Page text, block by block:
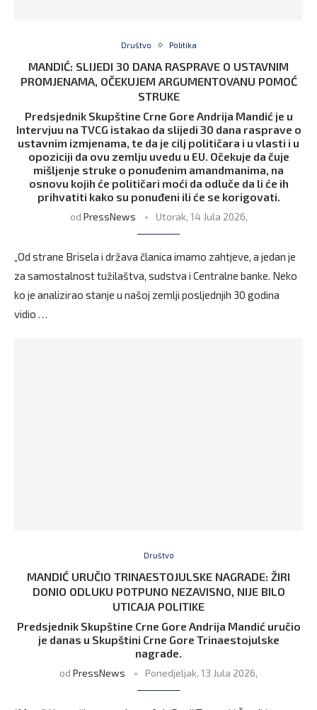
Društvo Politika
MANDIĆ: SLIJEDI 30 DANA RASPRAVE O USTAVNIM
PROMJENAMA, OČEKUJEM ARGUMENTOVANU POMOĆ
STRUKE
Predsjednik Skupštine Crne Gore Andrija Mandić je u
Intervjuu na TVCG istakao da slijedi 30 dana rasprave o
ustavnim izmjenama, te da je cilj političara i u vlasti i u
opoziciji da ovu zemlju uvedu u EU. Očekuje da čuje
mišljenje struke o ponuđenim amandmanima, na
osnovu kojih će političari moći da odluče da li će ih
prihvatiti kako su ponuđeni ili će se korigovati.
od PressNews Utorak, 14 Jula 2026,
„Od strane Brisela i država članica imamo zahtjeve, a jedan je
za samostalnost tužilaštva, sudstva i Centralne banke. Neko
ko je analizirao stanje u našoj zemlji posljednjih 30 godina
vidio …
Društvo
MANDIĆ URUČIO TRINAESTOJULSKE NAGRADE: ŽIRI
DONIO ODLUKU POTPUNO NEZAVISNO, NIJE BILO
UTICAJA POLITIKE
Predsjednik Skupštine Crne Gore Andrija Mandić uručio
je danas u Skupštini Crne Gore Trinaestojulske
nagrade.
od PressNews Ponedjeljak, 13 Jula 2026,